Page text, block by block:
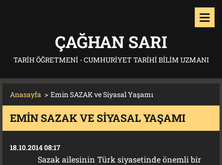
ÇAĞHAN SARI
TARIH ÖĞRETMENI - CUMHURIYET TARIHI BILIM UZMANI
Anasayfa > Emin SAZAK ve Siyasal Yaşamı
EMIN SAZAK VE SIYASAL YAŞAMI
18.10.2014 08:17
Sazak ailesinin Türk siyasetinde önemli bir